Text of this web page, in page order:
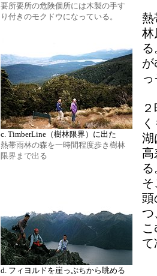
要所要所の危険個所には木製の手す
り付きのモクドウになっている。
c. TimberLine（樹林限界）に出た
熱帯雨林の森を一時間程度歩き樹林
限界まで出る
d. フィヨルドを崖っぷちから眺める
熱
林
が
湖
高
る
そ
頭
つ
て